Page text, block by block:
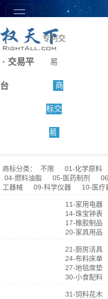
· 交易平
台
专利交
易
商
标交
易
商标分类： 不限 01-化学原料
04-燃料油脂
05-医药制剂
工器械
09-科学仪器 10-医疗
11-家用电器
14-珠宝钟表
17-橡胶制品
20-家具用品
21-厨房洁具
24-布料床单
27-地毯席垫
30-小食配料
31-饲料花木